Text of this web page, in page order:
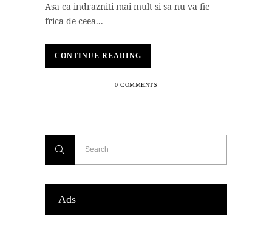
Asa ca indrazniti mai mult si sa nu va fie
frica de ceea...
CONTINUE READING
0 COMMENTS
Ads